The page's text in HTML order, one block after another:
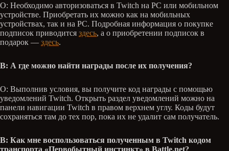
О: Необходимо авторизоваться в Twitch на PC или мобильном
устройстве. Приобретать их можно как на мобильных
устройствах, так и на PC. Подробная информация о покупке
подписок приводится здесь, а о приобретении подписок в
подарок — здесь.
В: А где можно найти награды после их получения?
О: Выполнив условия, вы получите код награды с помощью
уведомлений Twitch. Открыть раздел уведомлений можно на
панели навигации Twitch в правом верхнем углу. Коды будут
сохраняться там до тех пор, пока их не удалит сам получатель.
В: Как мне воспользоваться полученным в Twitch кодом
транспорта «Первобытный инстинкт» в Battle.net?